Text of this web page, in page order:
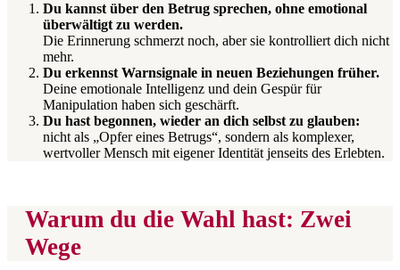
Du kannst über den Betrug sprechen, ohne emotional
überwältigt zu werden.
Die Erinnerung schmerzt noch, aber sie kontrolliert dich nicht
mehr.
Du erkennst Warnsignale in neuen Beziehungen früher.
Deine emotionale Intelligenz und dein Gespür für
Manipulation haben sich geschärft.
Du hast begonnen, wieder an dich selbst zu glauben:
nicht als „Opfer eines Betrugs“, sondern als komplexer,
wertvoller Mensch mit eigener Identität jenseits des Erlebten.
Warum du die Wahl hast: Zwei
Wege